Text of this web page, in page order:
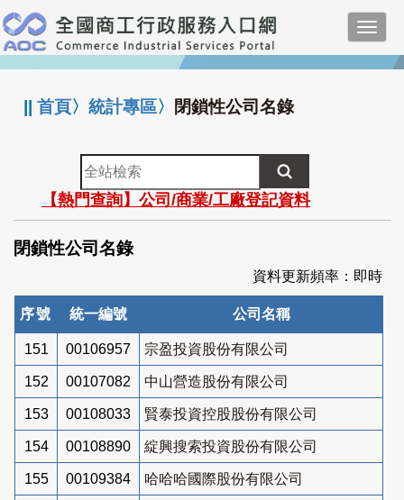
跳
到
主
要
:::
||首頁〉統計專區〉 閉鎖性公司名錄
全
站
檢
索
【熱門查詢】公司/商業/工廠登記資料
閉鎖性公司名錄
資料更新頻率：即時
序號 統一編號 公司名稱
151 00106957 宗盈投資股份有限公司
152 00107082 中山營造股份有限公司
153 00108033 賢泰投資控股股份有限公司
154 00108890 綻興搜索投資股份有限公司
155 00109384 哈哈哈國際股份有限公司